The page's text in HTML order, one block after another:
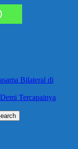
Bilateral di
Tercapainya